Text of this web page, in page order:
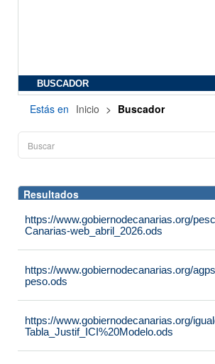
BUSCADOR
Estás en Inicio > Buscador
Resultados
https://www.gobiernodecanarias.org/
Canarias-web_abril_2026.ods
https://www.gobiernodecanarias.org/
peso.ods
https://www.gobiernodecanarias.org/
Tabla_Justif_ICI%20Modelo.ods